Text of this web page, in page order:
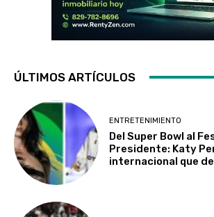
ÚLTIMOS ARTÍCULOS
ENTRETENIMIENTO
Del Super Bowl al
Presidente: Katy
internacional que